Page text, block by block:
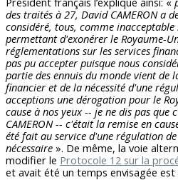
des traités à 27, David CAMERON a
considéré, tous, comme
permettant d'exonérer le Royaume-
réglementations sur les services
pas pu accepter puisque nous
partie des ennuis du monde vient de
financier et de la nécessité d'une
acceptions une dérogation pour le
cause à nos yeux -- je ne dis pas
CAMERON -- c'était la remise en
été fait au service d'une régulation
nécessaire ». De même, la voie
modifier le Protocole 12 sur la
et avait été un temps envisagée est